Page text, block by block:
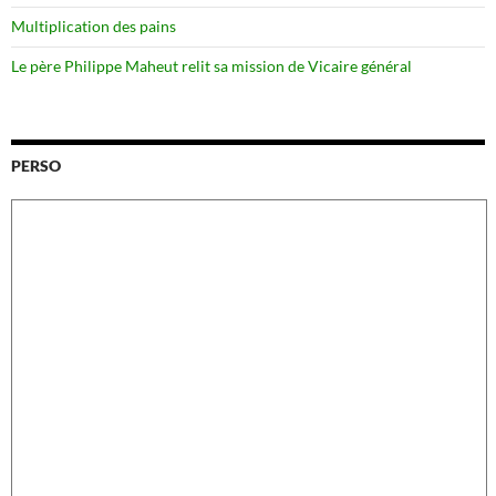
Multiplication des pains
Le père Philippe Maheut relit sa mission de Vicaire général
PERSO